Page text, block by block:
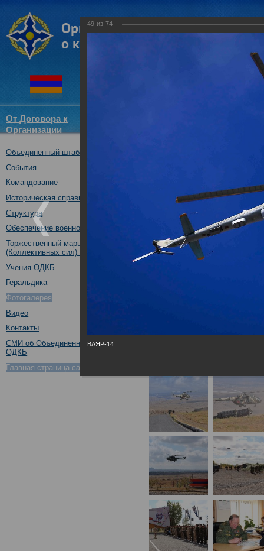
От Договора к
Организации
Объединенный штаб ОДКБ
События
Командование
Историческая справка
Структура
Обеспечение военной безопасности
Торжественный марш Войск
(Коллективных сил) ОДКБ
Учения ОДКБ
Геральдика
Фотогалерея
Видео
Контакты
СМИ об Объединенном штабе
ОДКБ
Главная страница сайта ОДКБ
49 из 74
ВАЯР-14